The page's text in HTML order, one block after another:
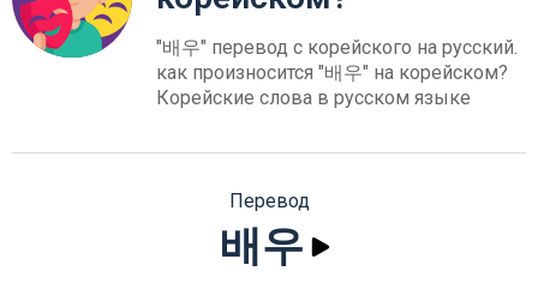
"배우" перевод с корейского на русский.
как произносится "배우" на корейском?
Корейские слова в русском языке
Перевод
배우